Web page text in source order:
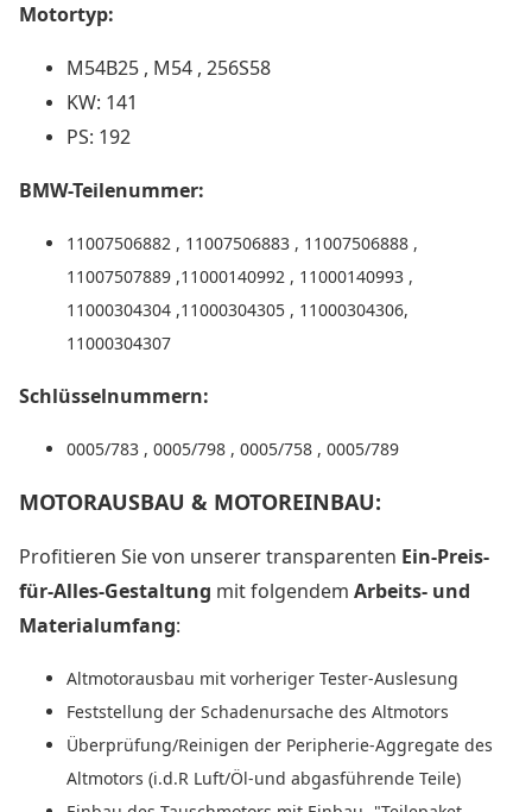
Motortyp:
M54B25 , M54 , 256S58
KW: 141
PS: 192
BMW-Teilenummer:
11007506882 , 11007506883 , 11007506888 ,
11007507889 ,11000140992 , 11000140993 ,
11000304304 ,11000304305 , 11000304306,
11000304307
Schlüsselnummern:
0005/783 , 0005/798 , 0005/758 , 0005/789
MOTORAUSBAU & MOTOREINBAU:
Profitieren Sie von unserer transparenten Ein-Preis-
für-Alles-Gestaltung mit folgendem Arbeits- und
Materialumfang:
Altmotorausbau mit vorheriger Tester-Auslesung
Feststellung der Schadenursache des Altmotors
Überprüfung/Reinigen der Peripherie-Aggregate des
Altmotors (i.d.R Luft/Öl-und abgasführende Teile)